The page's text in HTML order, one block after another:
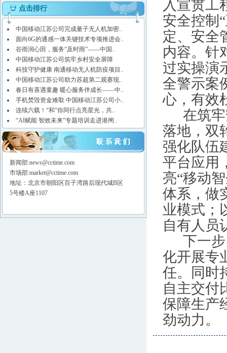
点击排行
中国移动江苏公司完成量子无人机加密..
面向6G的通感一体关键技术专项推进会..
谷雨润心田，服务“及时雨”——中国..
中国移动江苏公司筑牢乡村安全屏障
科技守护健康 南通移动无人机防疫项目..
中国移动江苏公司助力苏超第二观赛现..
春日有喜遇童趣 暖心服务伴成长——中..
手机焚毁资金难取 中国移动江苏公司小..
连续六载！“和”你同行点亮星光，共..
“AI赋能 智效未来”专题培训走进港闸..
新闻部:news@cctime.com
市场部:market@cctime.com
地址：北京市朝阳区百子湾路后现代城B区
5号楼A座1107
入宣贯工
安全控制
定、安全
内容。针
过实操演
全警示案
心，有效
在筑
落地，双
强化队伍
平台应用
亮“移动
体系，做
业模式；
自有人员
下一
化开展专
任。同时
自主交付
保障生产
劲动力。